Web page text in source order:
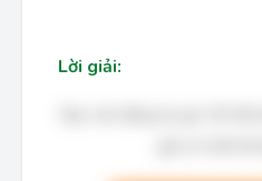
Lời giải: